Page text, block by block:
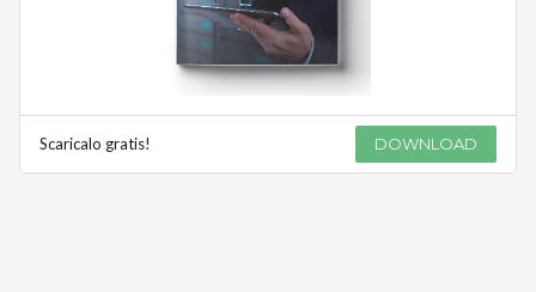
Scaricalo gratis! DOWNLOAD